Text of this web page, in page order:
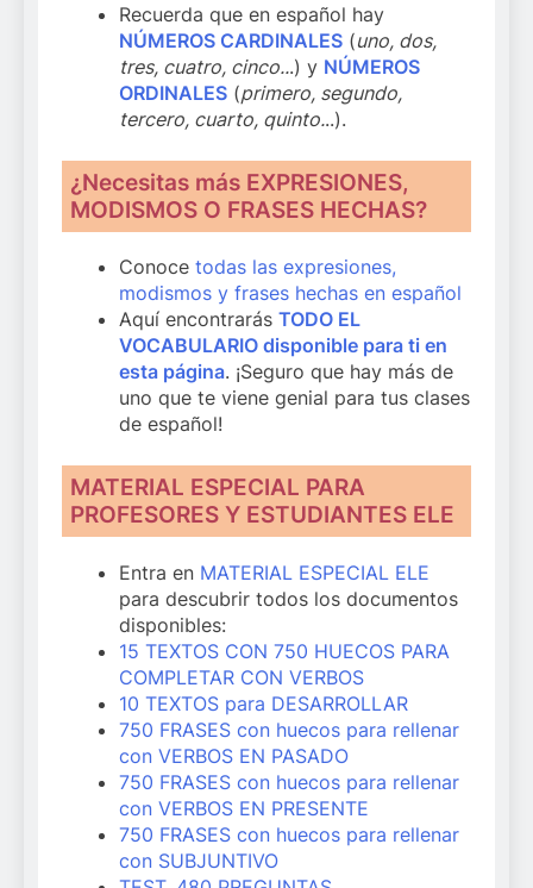
Recuerda que en español hay
NÚMEROS CARDINALES (uno, dos,
tres, cuatro, cinco...) y NÚMEROS
ORDINALES (primero, segundo,
tercero, cuarto, quinto...).
¿Necesitas más EXPRESIONES,
MODISMOS O FRASES HECHAS?
Conoce todas las expresiones,
modismos y frases hechas en español
Aquí encontrarás TODO EL
VOCABULARIO disponible para ti en
esta página. ¡Seguro que hay más de
uno que te viene genial para tus clases
de español!
MATERIAL ESPECIAL PARA
PROFESORES Y ESTUDIANTES ELE
Entra en MATERIAL ESPECIAL ELE
para descubrir todos los documentos
disponibles:
15 TEXTOS CON 750 HUECOS PARA
COMPLETAR CON VERBOS
10 TEXTOS para DESARROLLAR
750 FRASES con huecos para rellenar
con VERBOS EN PASADO
750 FRASES con huecos para rellenar
con VERBOS EN PRESENTE
750 FRASES con huecos para rellenar
con SUBJUNTIVO